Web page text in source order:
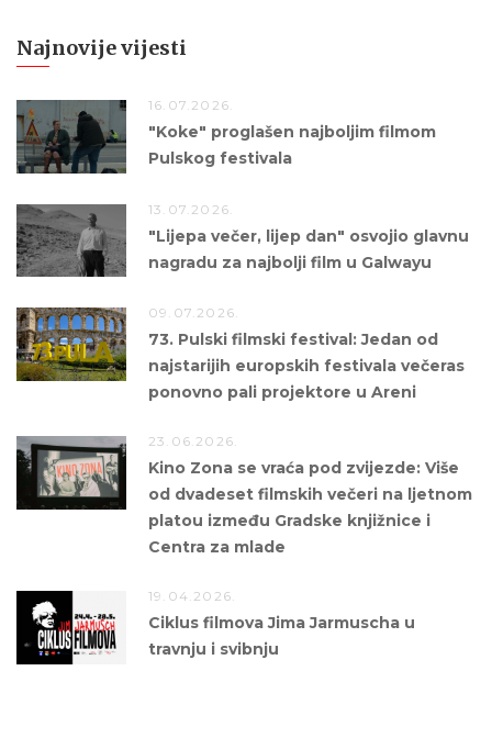
Najnovije vijesti
16.07.2026.
"Koke" proglašen najboljim filmom
Pulskog festivala
13.07.2026.
"Lijepa večer, lijep dan" osvojio glavnu
nagradu za najbolji film u Galwayu
09.07.2026.
73. Pulski filmski festival: Jedan od
najstarijih europskih festivala večeras
ponovno pali projektore u Areni
23.06.2026.
Kino Zona se vraća pod zvijezde: Više
od dvadeset filmskih večeri na ljetnom
platou između Gradske knjižnice i
Centra za mlade
19.04.2026.
Ciklus filmova Jima Jarmuscha u
travnju i svibnju